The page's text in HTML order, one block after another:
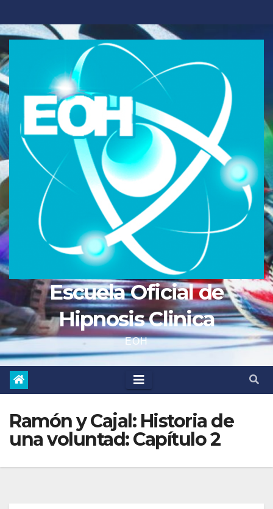
Escuela Oficial de
Hipnosis Clinica
EOH
Ramón y Cajal: Historia de
una voluntad: Capítulo 2